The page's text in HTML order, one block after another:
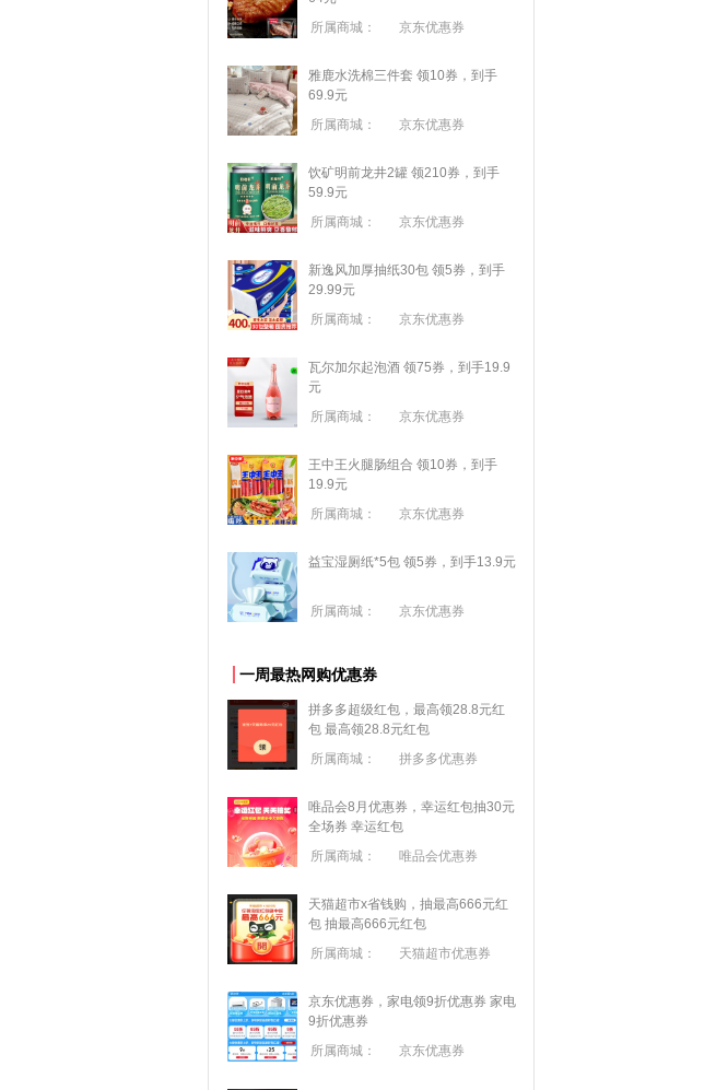
所属商城：
京东优惠券
雅鹿水洗棉三件套 领10券，到手
69.9元
所属商城：
京东优惠券
饮矿明前龙井2罐 领210券，到手
59.9元
所属商城：
京东优惠券
新逸风加厚抽纸30包 领5券，到手
29.99元
所属商城：
京东优惠券
瓦尔加尔起泡酒 领75券，到手19.9
元
所属商城：
京东优惠券
王中王火腿肠组合 领10券，到手
19.9元
所属商城：
京东优惠券
益宝湿厕纸*5包 领5券，到手13.9元
所属商城： 京东优惠券
一周最热网购优惠券
拼多多超级红包，最高领28.8元红
包 最高领28.8元红包
所属商城：
拼多多优惠券
唯品会8月优惠券，幸运红包抽30元
全场券 幸运红包
所属商城：
唯品会优惠券
天猫超市x省钱购，抽最高666元红
包 抽最高666元红包
所属商城：
天猫超市优惠券
京东优惠券，家电领9折优惠券 家电
9折优惠券
所属商城：
京东优惠券